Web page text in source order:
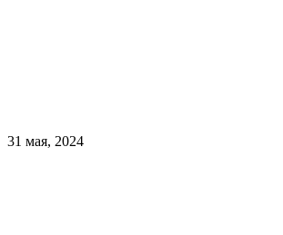
31 мая, 2024